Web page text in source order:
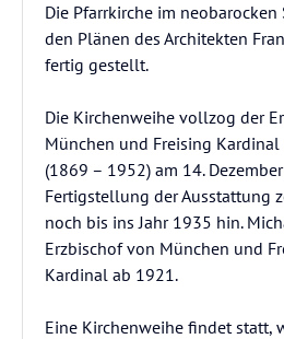
Die Pfarrkirche im
den Plänen des Architekten
fertig gestellt.
Die Kirchenweihe vollzog der
München und Freising
(1869 – 1952) am 14.
Fertigstellung der Ausstattung
noch bis ins Jahr 1935 hin.
Erzbischof von München und
Kardinal ab 1921.
Eine Kirchenweihe findet statt,